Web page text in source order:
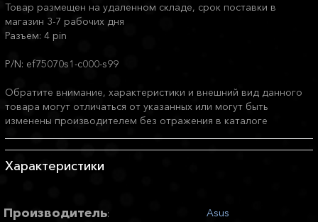
Товар размещен на удаленном складе, срок поставки в
магазин 3-7 рабочих дня
Разъем: 4 pin
P/N: ef75070s1-c000-s99
Обратите внимание, характеристики и внешний вид данного
товара могут отличаться от указанных или могут быть
изменены производителем без отражения в каталоге
Характеристики
Производитель: Asus